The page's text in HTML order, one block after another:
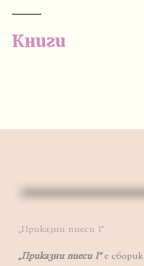
Книги
„Приказни пиеси I”
„Приказни пиеси I”е